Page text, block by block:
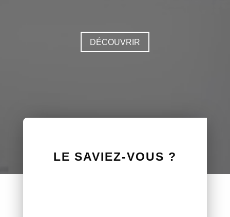
DÉCOUVRIR
LE SAVIEZ-VOUS ?